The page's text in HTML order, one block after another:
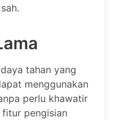
tahan yang
menggunakan
perlu khawatir
fitur pengisian